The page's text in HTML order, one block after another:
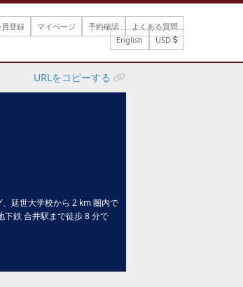
登録 マイページ 予約確認
よくある質問
English
USD
URLをコピーする
延世大学校から 2 km 圏内で
下鉄 合井駅まで徒歩 8 分で